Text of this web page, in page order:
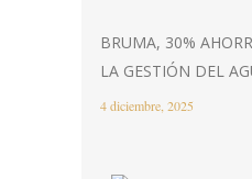
BRUMA, 30%
LA GESTIÓN DEL
4 diciembre, 2025